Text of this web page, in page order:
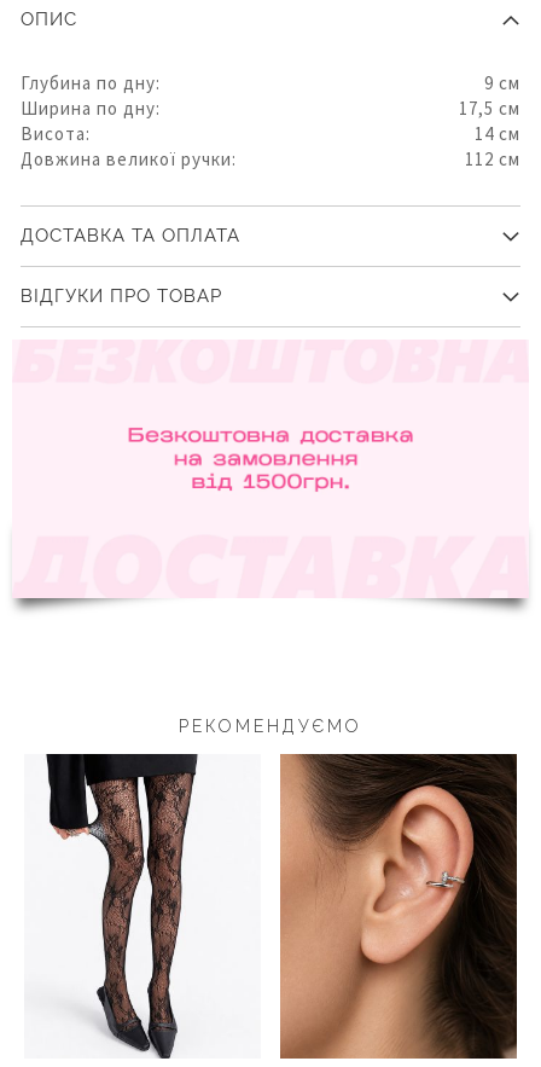
ОПИС
Глубина по дну:
9 см
Ширина по дну:
17,5 см
Висота:
14 см
Довжина великої ручки:
112 см
ДОСТАВКА ТА ОПЛАТА
ВІДГУКИ ПРО ТОВАР
РЕКОМЕНДУЄМО